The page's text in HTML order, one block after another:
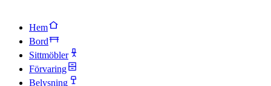
Hem
Bord
Sittmöbler
Förvaring
Belysning